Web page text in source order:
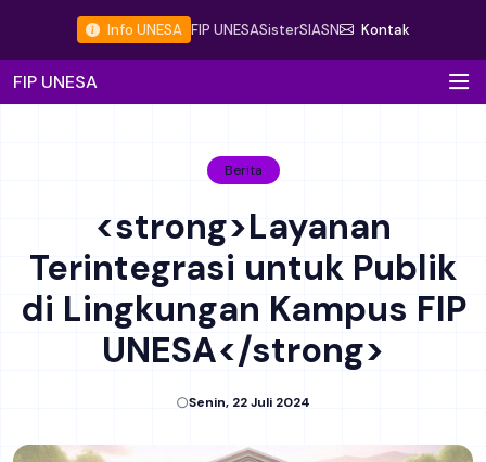
Info UNESA FIP UNESASisterSIASN Kontak
FIP UNESA
Berita
<strong>Layanan
Terintegrasi untuk Publik
di Lingkungan Kampus FIP
UNESA</strong>
Senin, 22 Juli 2024